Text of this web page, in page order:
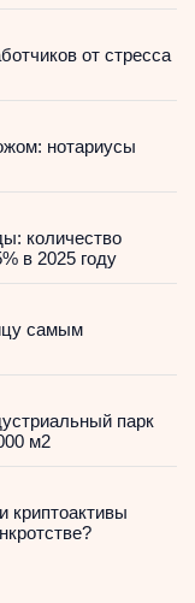
от стресса
нотариусы
количество
в 2025 году
самым
парк
м2